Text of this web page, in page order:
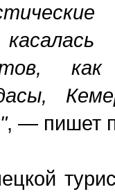
, — пишет